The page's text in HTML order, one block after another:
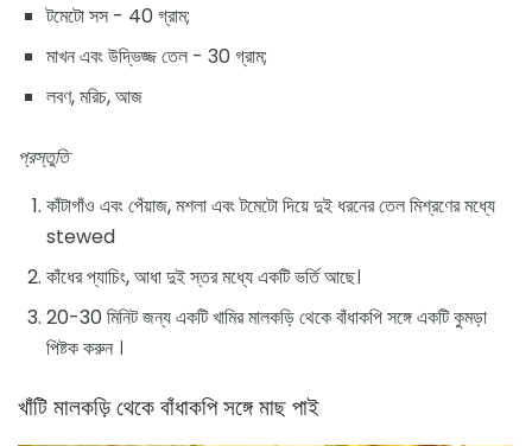
টমেটো সস - 40 গ্রাম;
মাখন এবং উদ্ভিজ্জ তেল - 30 গ্রাম;
লবণ, মরিচ, আজ
প্রস্তুতি
কাঁটাগাঁও এবং পেঁয়াজ, মশলা এবং টমেটো দিয়ে দুই ধরনের তেল মিশ্রণের মধ্যে
stewed
কাঁধের প্যাচিং, আধা দুই স্তর মধ্যে একটি ভর্তি আছে।
20-30 মিনিট জন্য একটি খামির মালকড়ি থেকে বাঁধাকপি সঙ্গে একটি কুমড়া
পিষ্টক করুন ।
খাঁটি মালকড়ি থেকে বাঁধাকপি সঙ্গে মাছ পাই